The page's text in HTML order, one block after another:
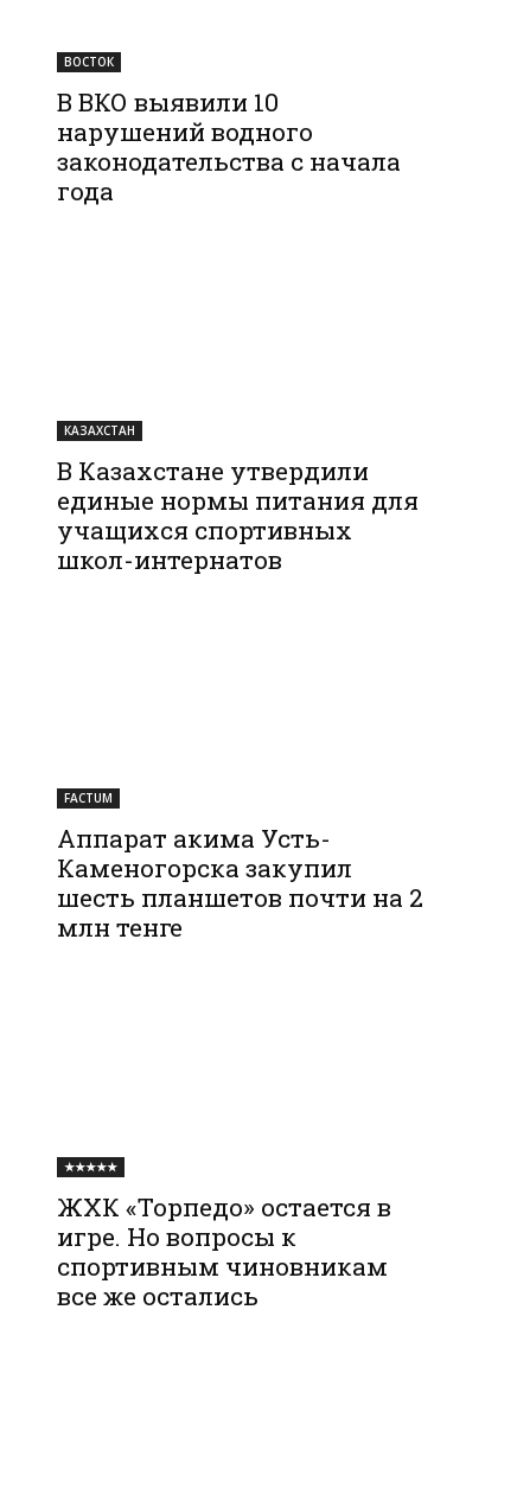
ВОСТОК
В ВКО выявили 10
нарушений водного
законодательства с начала
года
КАЗАХСТАН
В Казахстане утвердили
единые нормы питания для
учащихся спортивных
школ-интернатов
FACTUM
Аппарат акима Усть-
Каменогорска закупил
шесть планшетов почти на 2
млн тенге
★★★★★
ЖХК «Торпедо» остается в
игре. Но вопросы к
спортивным чиновникам
все же остались